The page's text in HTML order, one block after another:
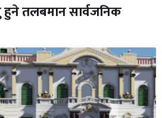
तलबमान सार्वजनिक